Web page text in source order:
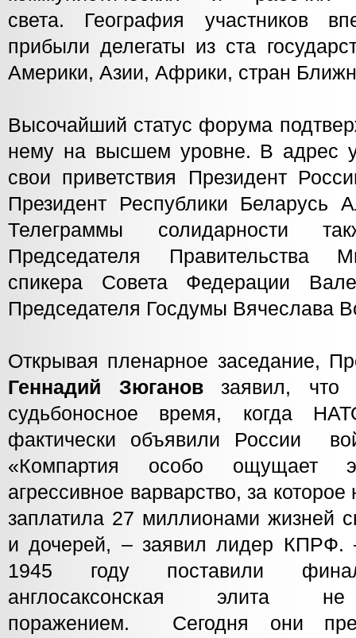
света. География участников
прибыли делегаты из ста
Америки, Азии, Африки, стран
Высочайший статус форума
нему на высшем уровне. В адрес
свои приветствия Президент
Президент Республики Беларусь
Телеграммы солидарности
Председателя Правительства
спикера Совета Федерации
Председателя Госдумы Вячеслава
Открывая пленарное заседание,
Геннадий
Зюганов заявил, что
судьбоносное время, когда
фактически объявили России
«Компартия особо ощущает
агрессивное варварство, за
заплатила 27 миллионами жизней
и дочерей, – заявил лидер
1945 году поставили
англосаксонская элита
поражением. Сегодня они